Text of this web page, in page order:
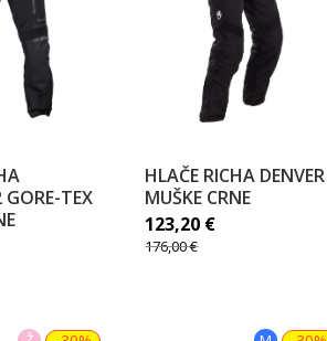
GORE-TEX
HLAČE RICHA DENVER
MUŠKE CRNE
123,20 €
176,00€